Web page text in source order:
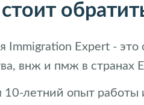
Immigration Expert -
внж и пмж в странах
летний опыт работы